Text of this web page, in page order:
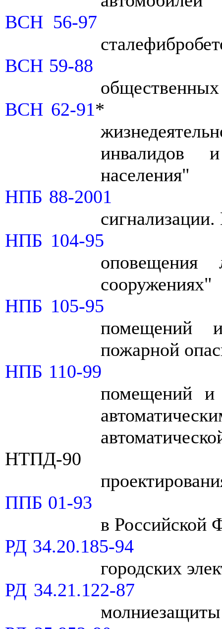
ВСН 56-97
ВСН 59-88
ВСН 62-91*
инвалидов
населения"
НПБ 88-2001
НПБ 104-95
сооружениях"
НПБ 105-95
помещений
пожарной
НПБ 110-99
помещений и
НТПД-90
ППБ 01-93
в Российской
РД 34.20.185-94
городских
РД 34.21.122-87